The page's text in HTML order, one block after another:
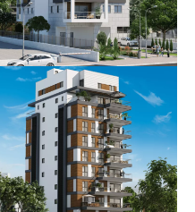
קטרוני 36
אוכלס